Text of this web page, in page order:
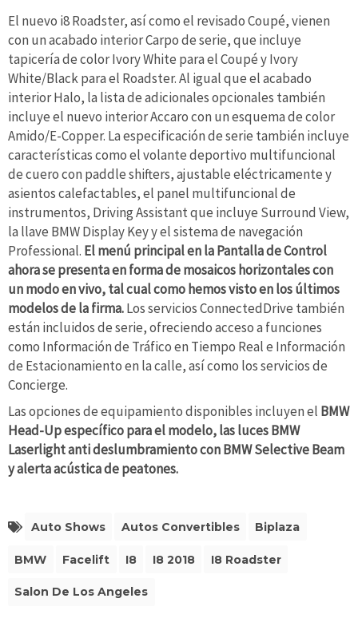
El nuevo i8 Roadster, así como el revisado Coupé, vienen
con un acabado interior Carpo de serie, que incluye
tapicería de color Ivory White para el Coupé y Ivory
White/Black para el Roadster. Al igual que el acabado
interior Halo, la lista de adicionales opcionales también
incluye el nuevo interior Accaro con un esquema de color
Amido/E-Copper. La especificación de serie también incluye
características como el volante deportivo multifuncional
de cuero con paddle shifters, ajustable eléctricamente y
asientos calefactables, el panel multifuncional de
instrumentos, Driving Assistant que incluye Surround View,
la llave BMW Display Key y el sistema de navegación
Professional. El menú principal en la Pantalla de Control
ahora se presenta en forma de mosaicos horizontales con
un modo en vivo, tal cual como hemos visto en los últimos
modelos de la firma.Los servicios ConnectedDrive también
están incluidos de serie, ofreciendo acceso a funciones
como Información de Tráfico en Tiempo Real e Información
de Estacionamiento en la calle, así como los servicios de
Concierge.
Las opciones de equipamiento disponibles incluyen el BMW
Head-Up específico para el modelo, las luces BMW
Laserlight anti deslumbramiento con BMW Selective Beam
y alerta acústica de peatones.
Auto Shows Autos Convertibles Biplaza
BMW Facelift I8 I8 2018 I8 Roadster
Salon De Los Angeles